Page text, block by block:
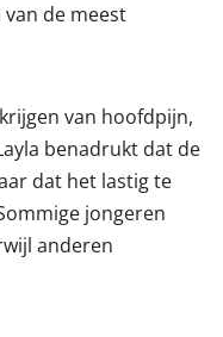
van de meest
van hoofdpijn,
benadrukt dat de
dat het lastig te
jongeren
anderen